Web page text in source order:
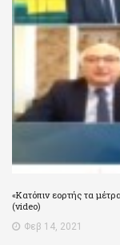
«Κατόπιν εορτής τα
(video)
Φεβ 14, 2021